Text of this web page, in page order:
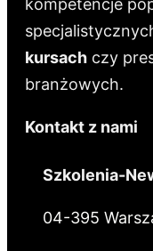
kompetencje
kursach czy
branżowych.
Kontakt z nami
Szkolenia-
04-395